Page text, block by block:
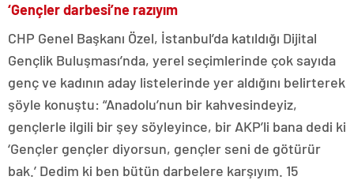
‘Gençler darbesi’ne razıyım
CHP Genel Başkanı Özel, İstanbul’da katıldığı Dijital
Gençlik Buluşması’nda, yerel seçimlerinde çok sayıda
genç ve kadının aday listelerinde yer aldığını belirterek
şöyle konuştu: “Anadolu’nun bir kahvesindeyiz,
gençlerle ilgili bir şey söyleyince, bir AKP’li bana dedi ki
‘Gençler gençler diyorsun, gençler seni de götürür
bak.’ Dedim ki ben bütün darbelere karşıyım. 15